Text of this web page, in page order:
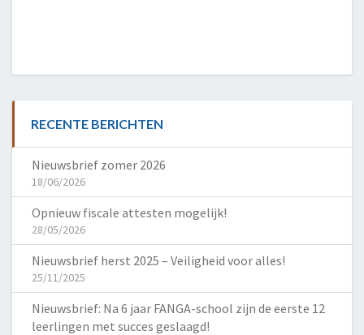
RECENTE BERICHTEN
Nieuwsbrief zomer 2026
18/06/2026
Opnieuw fiscale attesten mogelijk!
28/05/2026
Nieuwsbrief herst 2025 – Veiligheid voor alles!
25/11/2025
Nieuwsbrief: Na 6 jaar FANGA-school zijn de eerste 12
leerlingen met succes geslaagd!